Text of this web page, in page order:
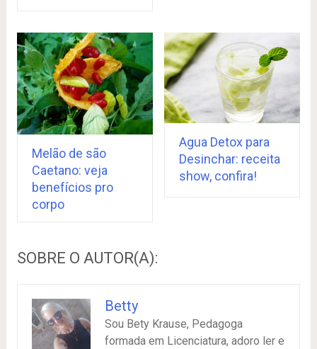
Melão de são
Caetano: veja
benefícios pro
corpo
Agua Detox para
Desinchar: receita
show, confira!
SOBRE O AUTOR(A):
Betty
Sou Bety Krause, Pedagoga
formada em Licenciatura, adoro ler e